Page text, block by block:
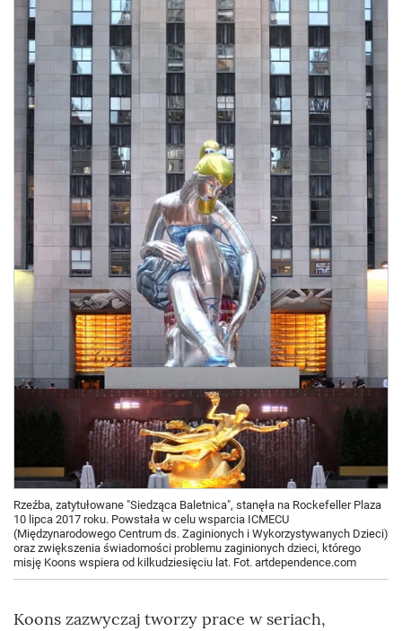
Rzeźba, zatytułowane "Siedząca Baletnica", stanęła na Rockefeller Plaza
10 lipca 2017 roku. Powstała w celu wsparcia ICMECU
(Międzynarodowego Centrum ds. Zaginionych i Wykorzystywanych Dzieci)
oraz zwiększenia świadomości problemu zaginionych dzieci, którego
misję Koons wspiera od kilkudziesięciu lat. Fot. artdependence.com
Koons zazwyczaj tworzy prace w seriach,